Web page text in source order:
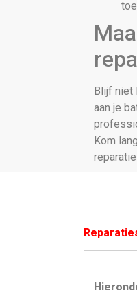
Blijf niet
aan je
Kom